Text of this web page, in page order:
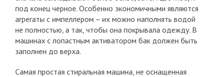
под конец черное. Особенно экономичными являются
агрегаты с импеллером – их можно наполнять водой
не полностью, а так, чтобы она покрывала одежду. В
машинах с лопастным активатором бак должен быть
заполнен до верха.
Самая простая стиральная машина, не оснащенная